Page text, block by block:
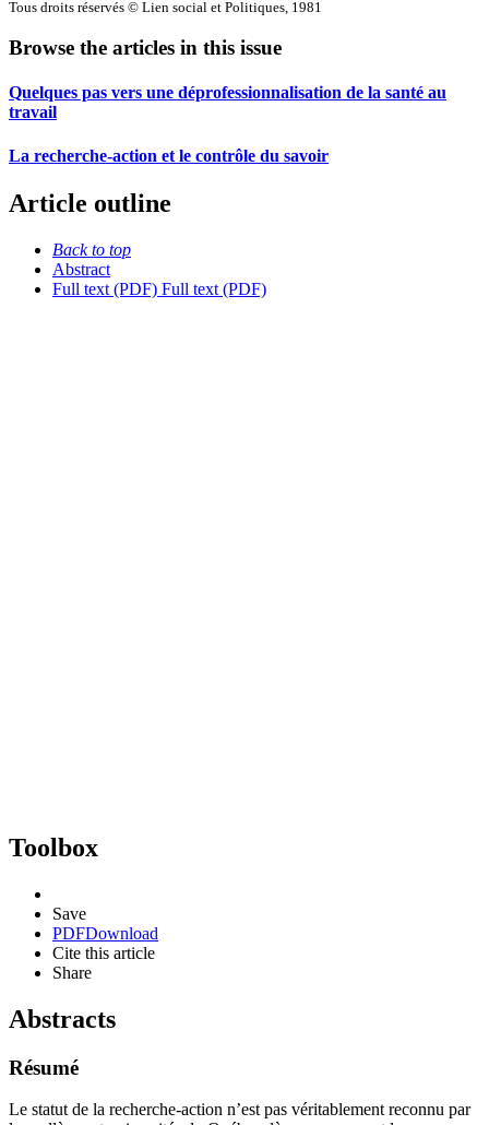
Tous droits réservés © Lien social et Politiques, 1981
Browse the articles in this issue
Quelques pas vers une déprofessionnalisation de la santé au
travail
La recherche-action et le contrôle du savoir
Article outline
Back to top
Abstract
Full text (PDF) Full text (PDF)
Toolbox
Save
PDFDownload
Cite this article
Share
Abstracts
Résumé
Le statut de la recherche-action n’est pas véritablement reconnu par